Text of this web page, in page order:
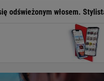
włosem. Stylista stwierdził,